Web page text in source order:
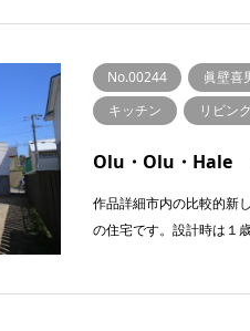
No.00244 眞壁喜
キッチン
リビン
Olu・Olu・Hale
作品詳細市内の比較的新
の住宅です。設計時は１